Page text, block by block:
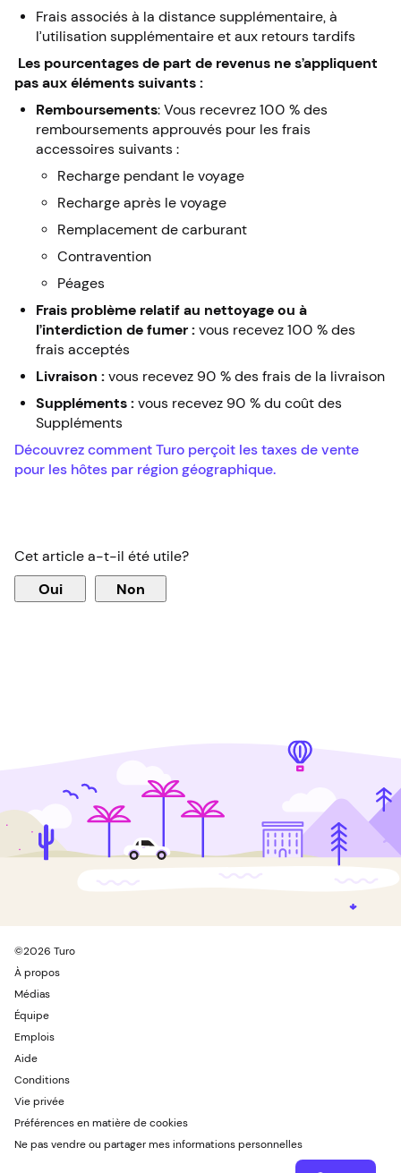
Frais associés à la distance supplémentaire, à
l’utilisation supplémentaire et aux retours tardifs
Les pourcentages de part de revenus ne s’appliquent
pas aux éléments suivants :
Remboursements: Vous recevrez 100 % des
remboursements approuvés pour les frais
accessoires suivants :
Recharge pendant le voyage
Recharge après le voyage
Remplacement de carburant
Contravention
Péages
Frais problème relatif au nettoyage ou à
l’interdiction de fumer : vous recevez 100 % des
frais acceptés
Livraison : vous recevez 90 % des frais de la livraison
Suppléments : vous recevez 90 % du coût des
Suppléments
Découvrez comment Turo perçoit les taxes de vente
pour les hôtes par région géographique.
Cet article a-t-il été utile?
Oui Non
©2026 Turo
À propos
Médias
Équipe
Emplois
Aide
Conditions
Vie privée
Préférences en matière de cookies
Ne pas vendre ou partager mes informations personnelles